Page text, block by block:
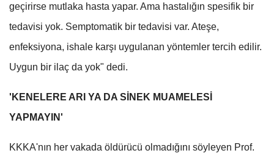
geçirirse mutlaka hasta yapar. Ama hastalığın spesifik bir
tedavisi yok. Semptomatik bir tedavisi var. Ateşe,
enfeksiyona, ishale karşı uygulanan yöntemler tercih edilir.
Uygun bir ilaç da yok" dedi.
'KENELERE ARI YA DA SİNEK MUAMELESİ
YAPMAYIN'
KKKA'nın her vakada öldürücü olmadığını söyleyen Prof.